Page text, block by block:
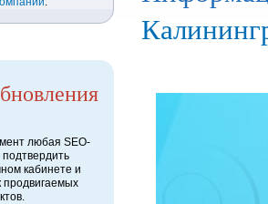
любая SEO-
кабинете и
продвигаемых